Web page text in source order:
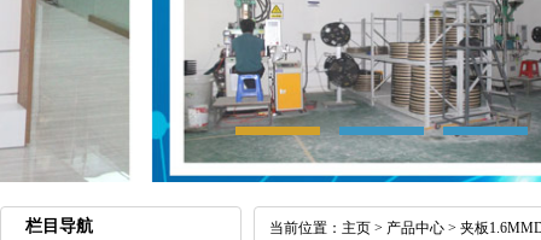
栏目导航 当前位置： 主页 > 产品中心 > 夹板